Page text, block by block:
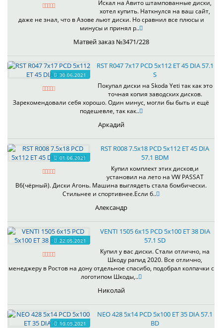
Искал на Авито штампованные диски,
хотел купить. Наткнулся на ваш сайт,
даже не знал, что в Азове льют диски. Но сравнил все плюсы и
минусы и принял р..
Матвей заказ №3471/228
30.06.2021
RST R047 7x17 PCD 5x112 ET 45 DIA 57.1
S
Покупал диски на Skoda Yeti так как это
точная копия заводских дисков.
Зарекомендовали себя хорошо. Один минус, могли бы быть и ещё
подешевле, так как..
Аркадий
01.06.2021
RST R008 7.5x18 PCD 5x112 ET 45 DIA
57.1 BDM
Купил комплект этих дисков,и
установил на лето на VW PASSAT
B6(чёрный). Диски Агонь. Машина выглядеть стала бомбически.
Стильнее и спортивнее.Если б..
Александр
22.05.2021
VENTI 1505 6x15 PCD 5x100 ET 38 DIA
57.1 SD
Купил у вас диски. Стали отлично, на
Шкоду рапид 2020. Все отлично,
менеджеру в Ростов на дону отдельное спасибо, подобрал колпачки с
логотипом Шкоды,..
Николай
10.05.2021
NEO 428 5x14 PCD 5x100 ET 35 DIA 57.1
BD